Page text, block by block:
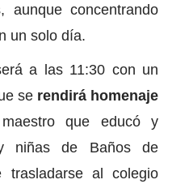
aunque concentrando
un solo día.
a las 11:30 con un
se rendirá homenaje
que educó y
niñas de Baños de
trasladarse al colegio